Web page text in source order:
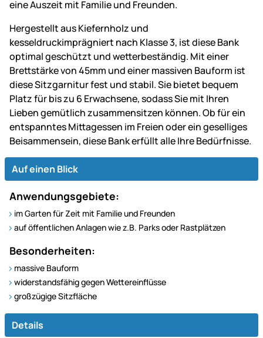
eine Auszeit mit Familie und Freunden.
Hergestellt aus Kiefernholz und
kesseldruckimprägniert nach Klasse 3, ist diese Bank
optimal geschützt und wetterbeständig. Mit einer
Brettstärke von 45mm und einer massiven Bauform ist
diese Sitzgarnitur fest und stabil. Sie bietet bequem
Platz für bis zu 6 Erwachsene, sodass Sie mit Ihren
Lieben gemütlich zusammensitzen können. Ob für ein
entspanntes Mittagessen im Freien oder ein geselliges
Beisammensein, diese Bank erfüllt alle Ihre Bedürfnisse.
Auf einen Blick
Anwendungsgebiete:
im Garten für Zeit mit Familie und Freunden
auf öffentlichen Anlagen wie z.B. Parks oder Rastplätzen
Besonderheiten:
massive Bauform
widerstandsfähig gegen Wettereinflüsse
großzügige Sitzfläche
Details